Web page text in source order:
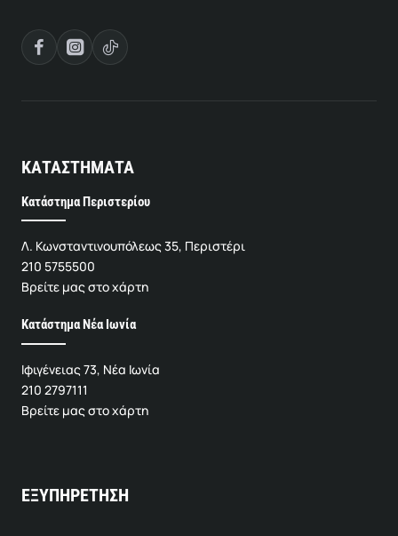
ΚΑΤΑΣΤΗΜΑΤΑ
Κατάστημα Περιστερίου
Λ. Κωνσταντινουπόλεως 35, Περιστέρι
210 5755500
Βρείτε μας στο χάρτη
Κατάστημα Νέα Ιωνία
Ιφιγένειας 73, Νέα Ιωνία
210 2797111
Βρείτε μας στο χάρτη
ΕΞΥΠΗΡΕΤΗΣΗ